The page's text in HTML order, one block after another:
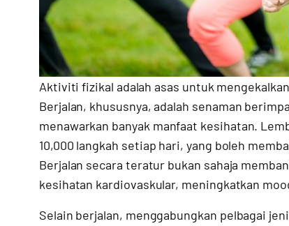
Aktiviti fizikal adalah asas untuk
Berjalan, khususnya, adalah senaman
menawarkan banyak manfaat kesihatan.
10,000 langkah setiap hari, yang boleh
Berjalan secara teratur bukan sahaja
kesihatan kardiovaskular, meningkatkan
Selain berjalan, menggabungkan pelbagai